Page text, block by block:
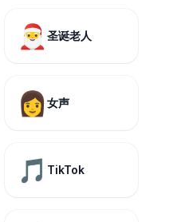
🎅 圣诞老人
👩 女声
🎵 TikTok